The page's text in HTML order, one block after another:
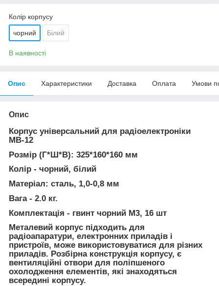
Колір корпусу
чорний Білий
В наявності
Опис Характеристики Доставка Оплата Умови
Опис
Корпус універсальний для радіоелектроніки
МВ-12
Розмір (Г*Ш*В): 325*160*160 мм
Колір - чорний, білий
Матеріал: сталь, 1,0-0,8 мм
Вага - 2.0 кг.
Комплектація - гвинт чорний М3, 16 шт
Металевий корпус підходить для
радіоапаратури, електронних приладів і
пристроїв, може використовуватися для різних
приладів. Розбірна конструкція корпусу, є
вентиляційні отвори для поліпшеного
охолодження елементів, які знаходяться
всередині корпусу.